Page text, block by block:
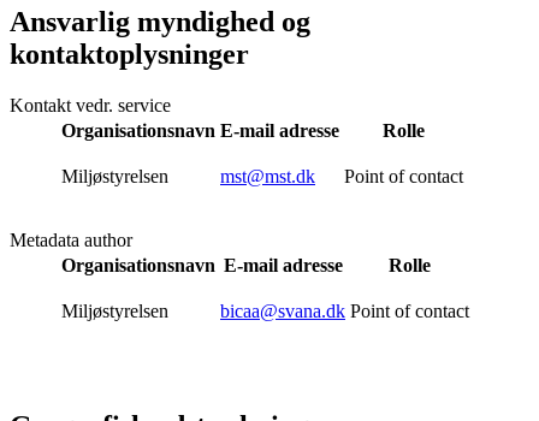
Ansvarlig myndighed og
kontaktoplysninger
Kontakt vedr. service
Organisationsnavn E-mail adresse Rolle
Miljøstyrelsen mst@mst.dk Point of contact
Metadata author
Organisationsnavn E-mail adresse Rolle
Miljøstyrelsen bicaa@svana.dk Point of contact